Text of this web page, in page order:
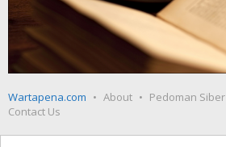
Wartapena.com About Pedoman Siber
Contact Us